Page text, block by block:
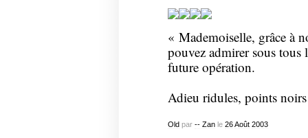
« Mademoiselle, grâce à
pouvez admirer sous tous
future opération.
Adieu ridules, points
Oldpar -- Zanle 26 Août 2003